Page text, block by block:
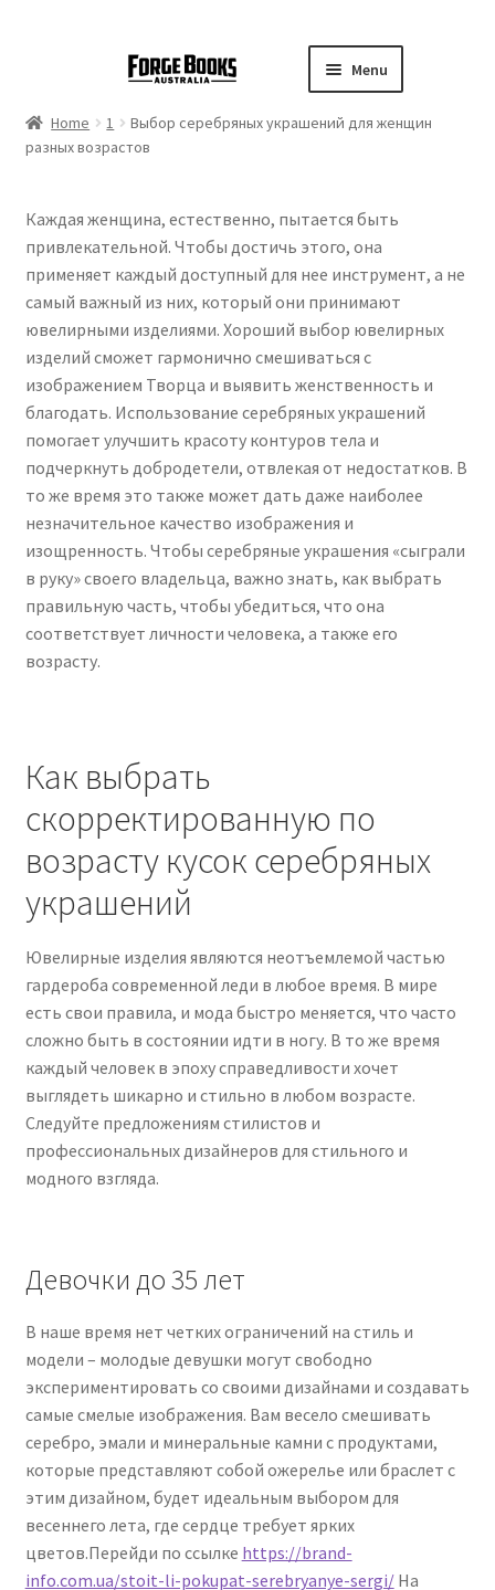
Menu
Home 1
Выбор серебряных украшений для женщин
разных возрастов
Каждая женщина, естественно, пытается быть
привлекательной. Чтобы достичь этого, она
применяет каждый доступный для нее инструмент, а не
самый важный из них, который они принимают
ювелирными изделиями. Хороший выбор ювелирных
изделий сможет гармонично смешиваться с
изображением Творца и выявить женственность и
благодать. Использование серебряных украшений
помогает улучшить красоту контуров тела и
подчеркнуть добродетели, отвлекая от недостатков. В
то же время это также может дать даже наиболее
незначительное качество изображения и
изощренность. Чтобы серебряные украшения «сыграли
в руку» своего владельца, важно знать, как выбрать
правильную часть, чтобы убедиться, что она
соответствует личности человека, а также его
возрасту.
Как выбрать
скорректированную по
возрасту кусок серебряных
украшений
Ювелирные изделия являются неотъемлемой частью
гардероба современной леди в любое время. В мире
есть свои правила, и мода быстро меняется, что часто
сложно быть в состоянии идти в ногу. В то же время
каждый человек в эпоху справедливости хочет
выглядеть шикарно и стильно в любом возрасте.
Следуйте предложениям стилистов и
профессиональных дизайнеров для стильного и
модного взгляда.
Девочки до 35 лет
В наше время нет четких ограничений на стиль и
модели – молодые девушки могут свободно
экспериментировать со своими дизайнами и создавать
самые смелые изображения. Вам весело смешивать
серебро, эмали и минеральные камни с продуктами,
которые представляют собой ожерелье или браслет с
этим дизайном, будет идеальным выбором для
весеннего лета, где сердце требует ярких
цветов.Перейди по ссылке https://brand-
info.com.ua/stoit-li-pokupat-serebryanye-sergi/На